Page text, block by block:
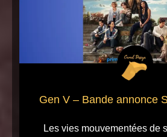
Gen V – Bande annonce
Les vies mouvementées de